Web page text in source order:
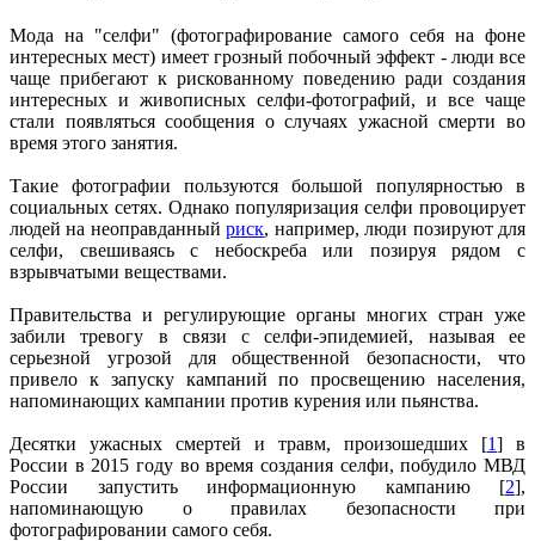
Мода на "селфи" (фотографирование самого себя на фоне
интересных мест) имеет грозный побочный эффект - люди все
чаще прибегают к рискованному поведению ради создания
интересных и живописных селфи-фотографий, и все чаще
стали появляться сообщения о случаях ужасной смерти во
время этого занятия.
Такие фотографии пользуются большой популярностью в
социальных сетях. Однако популяризация селфи провоцирует
людей на неоправданныйриск, например, люди позируют для
селфи, свешиваясь с небоскреба или позируя рядом с
взрывчатыми веществами.
Правительства и регулирующие органы многих стран уже
забили тревогу в связи с селфи-эпидемией, называя ее
серьезной угрозой для общественной безопасности, что
привело к запуску кампаний по просвещению населения,
напоминающих кампании против курения или пьянства.
Десятки ужасных смертей и травм, произошедших [1] в
России в 2015 году во время создания селфи, побудило МВД
России запустить информационную кампанию [2],
напоминающую о правилах безопасности при
фотографировании самого себя.